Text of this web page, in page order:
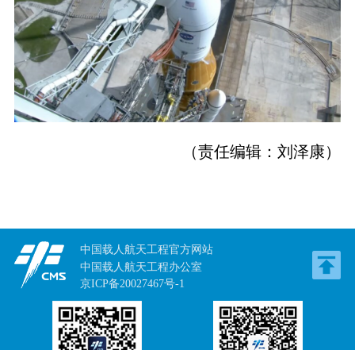
（责任编辑：刘泽康）
中国载人航天工程官方网站
中国载人航天工程办公室
京ICP备20027467号-1